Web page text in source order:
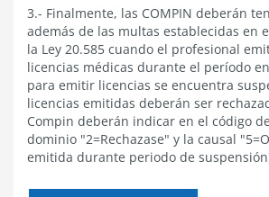
3.- Finalmente, las COMPIN deberán
además de las multas establecidas en
la Ley 20.585 cuando el profesional
licencias médicas durante el período
para emitir licencias se encuentra
licencias emitidas deberán ser
Compin deberán indicar en el código
dominio "2=Rechazase" y la causal
emitida durante periodo de